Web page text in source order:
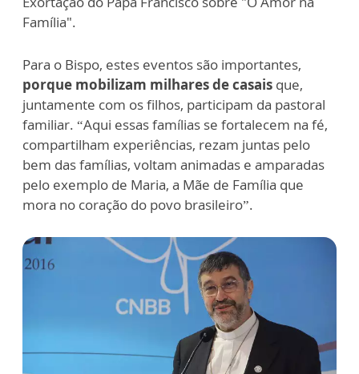
Família".
Para o Bispo, estes eventos são importantes,
porque mobilizam milhares de casais que,
juntamente com os filhos, participam da pastoral
familiar. “Aqui essas famílias se fortalecem na fé,
compartilham experiências, rezam juntas pelo
bem das famílias, voltam animadas e amparadas
pelo exemplo de Maria, a Mãe de Família que
mora no coração do povo brasileiro”.